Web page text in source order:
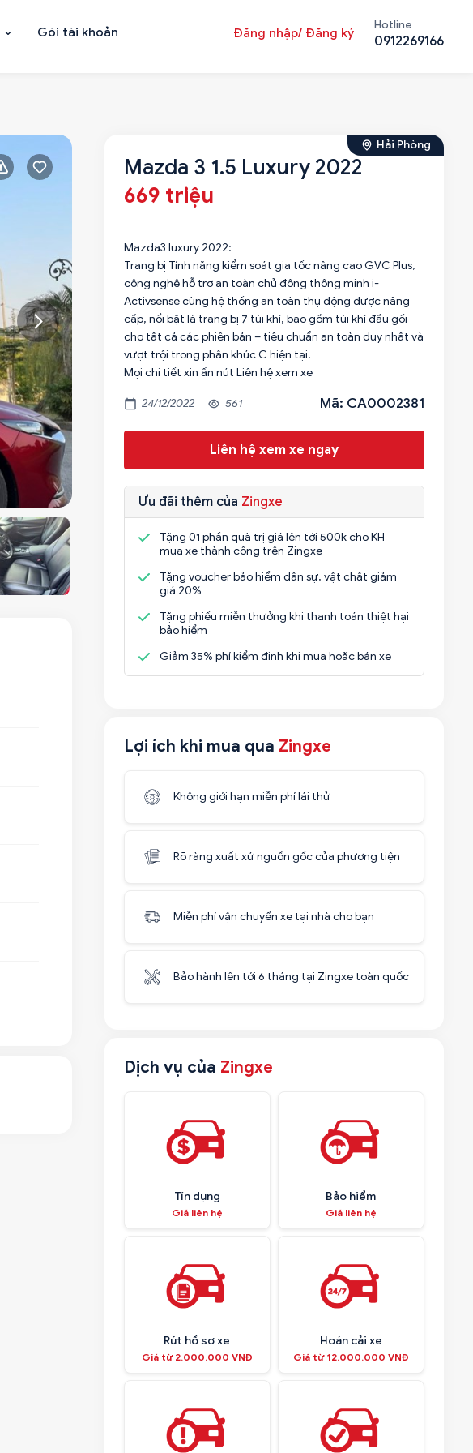
Gói tài khoản Đăng nhập/ Đăng ký
Hotline
0912269166
Hải Phòng
Mazda 3 1.5 Luxury 2022
669 triệu
Mazda3 luxury 2022:
Trang bị Tính năng kiểm soát gia tốc nâng cao GVC Plus,
công nghệ hỗ trợ an toàn chủ động thông minh i-
Activsense cùng hệ thống an toàn thụ động được nâng
cấp, nổi bật là trang bị 7 túi khí, bao gồm túi khí đầu gối
cho tất cả các phiên bản – tiêu chuẩn an toàn duy nhất và
vượt trội trong phân khúc C hiện tại.
Mọi chi tiết xin ấn nút Liên hệ xem xe
24/12/2022 561 Mã: CA0002381
Liên hệ xem xe ngay
Ưu đãi thêm của Zingxe
Tặng 01 phần quà trị giá lên tới 500k cho KH
mua xe thành công trên Zingxe
Tặng voucher bảo hiểm dân sự, vật chất giảm
giá 20%
Tặng phiếu miễn thưởng khi thanh toán thiệt hại
bảo hiểm
Giảm 35% phí kiểm định khi mua hoặc bán xe
Lợi ích khi mua qua Zingxe
Không giới hạn miễn phí lái thử
Rõ ràng xuất xứ nguồn gốc của phương tiện
Miễn phí vận chuyển xe tại nhà cho bạn
Bảo hành lên tới 6 tháng tại Zingxe toàn quốc
Dịch vụ của Zingxe
Tín dụng
Giá liên hệ
Bảo hiểm
Giá liên hệ
Rút hồ sơ xe
Giá từ 2.000.000 VNĐ
Hoán cải xe
Giá từ 12.000.000 VNĐ